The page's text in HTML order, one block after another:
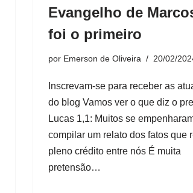
Evangelho de
foi o primeiro
por Emerson de Oliveira 20/02/
Inscrevam-se para receber as
do blog Vamos ver o que diz o
Lucas 1,1: Muitos se
compilar um relato dos fatos que
pleno crédito entre nós É muita
pretensão…